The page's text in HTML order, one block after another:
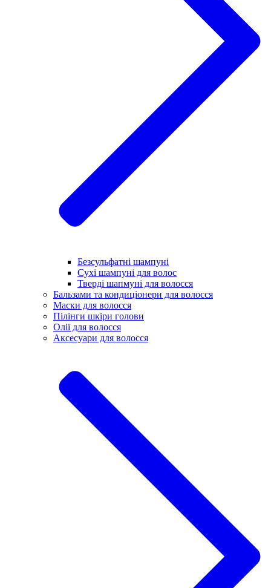
Безсульфатні шампуні
Сухі шампуні для волос
Тверді шапмуні для волосся
Бальзами та кондиціонери для волосся
Маски для волосся
Пілінги шкіри голови
Олії для волосся
Аксесуари для волосся